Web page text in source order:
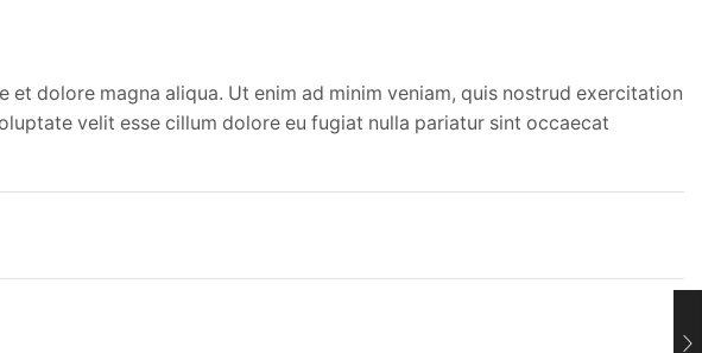
dolore magna aliqua. Ut enim ad minim veniam, quis nostrud exercitation
velit esse cillum dolore eu fugiat nulla pariatur sint occaecat